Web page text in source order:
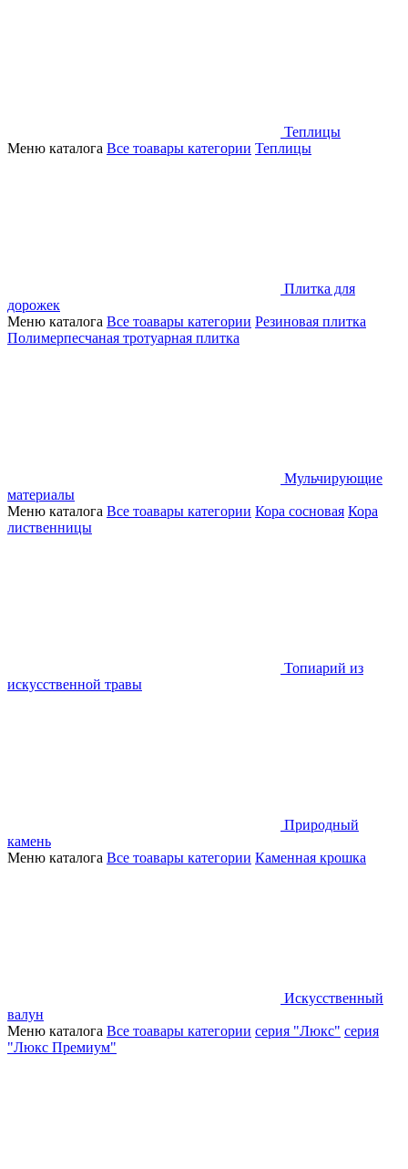
Теплицы
Меню каталога Все тоавары категории Теплицы
Плитка для
дорожек
Меню каталога Все тоавары категории Резиновая плитка
Полимерпесчаная тротуарная плитка
Мульчирующие
материалы
Меню каталога Все тоавары категории Кора сосновая Кора
лиственницы
Топиарий из
искусственной травы
Природный
камень
Меню каталога Все тоавары категории Каменная крошка
Искусственный
валун
Меню каталога Все тоавары категории серия "Люкс" серия
"Люкс Премиум"